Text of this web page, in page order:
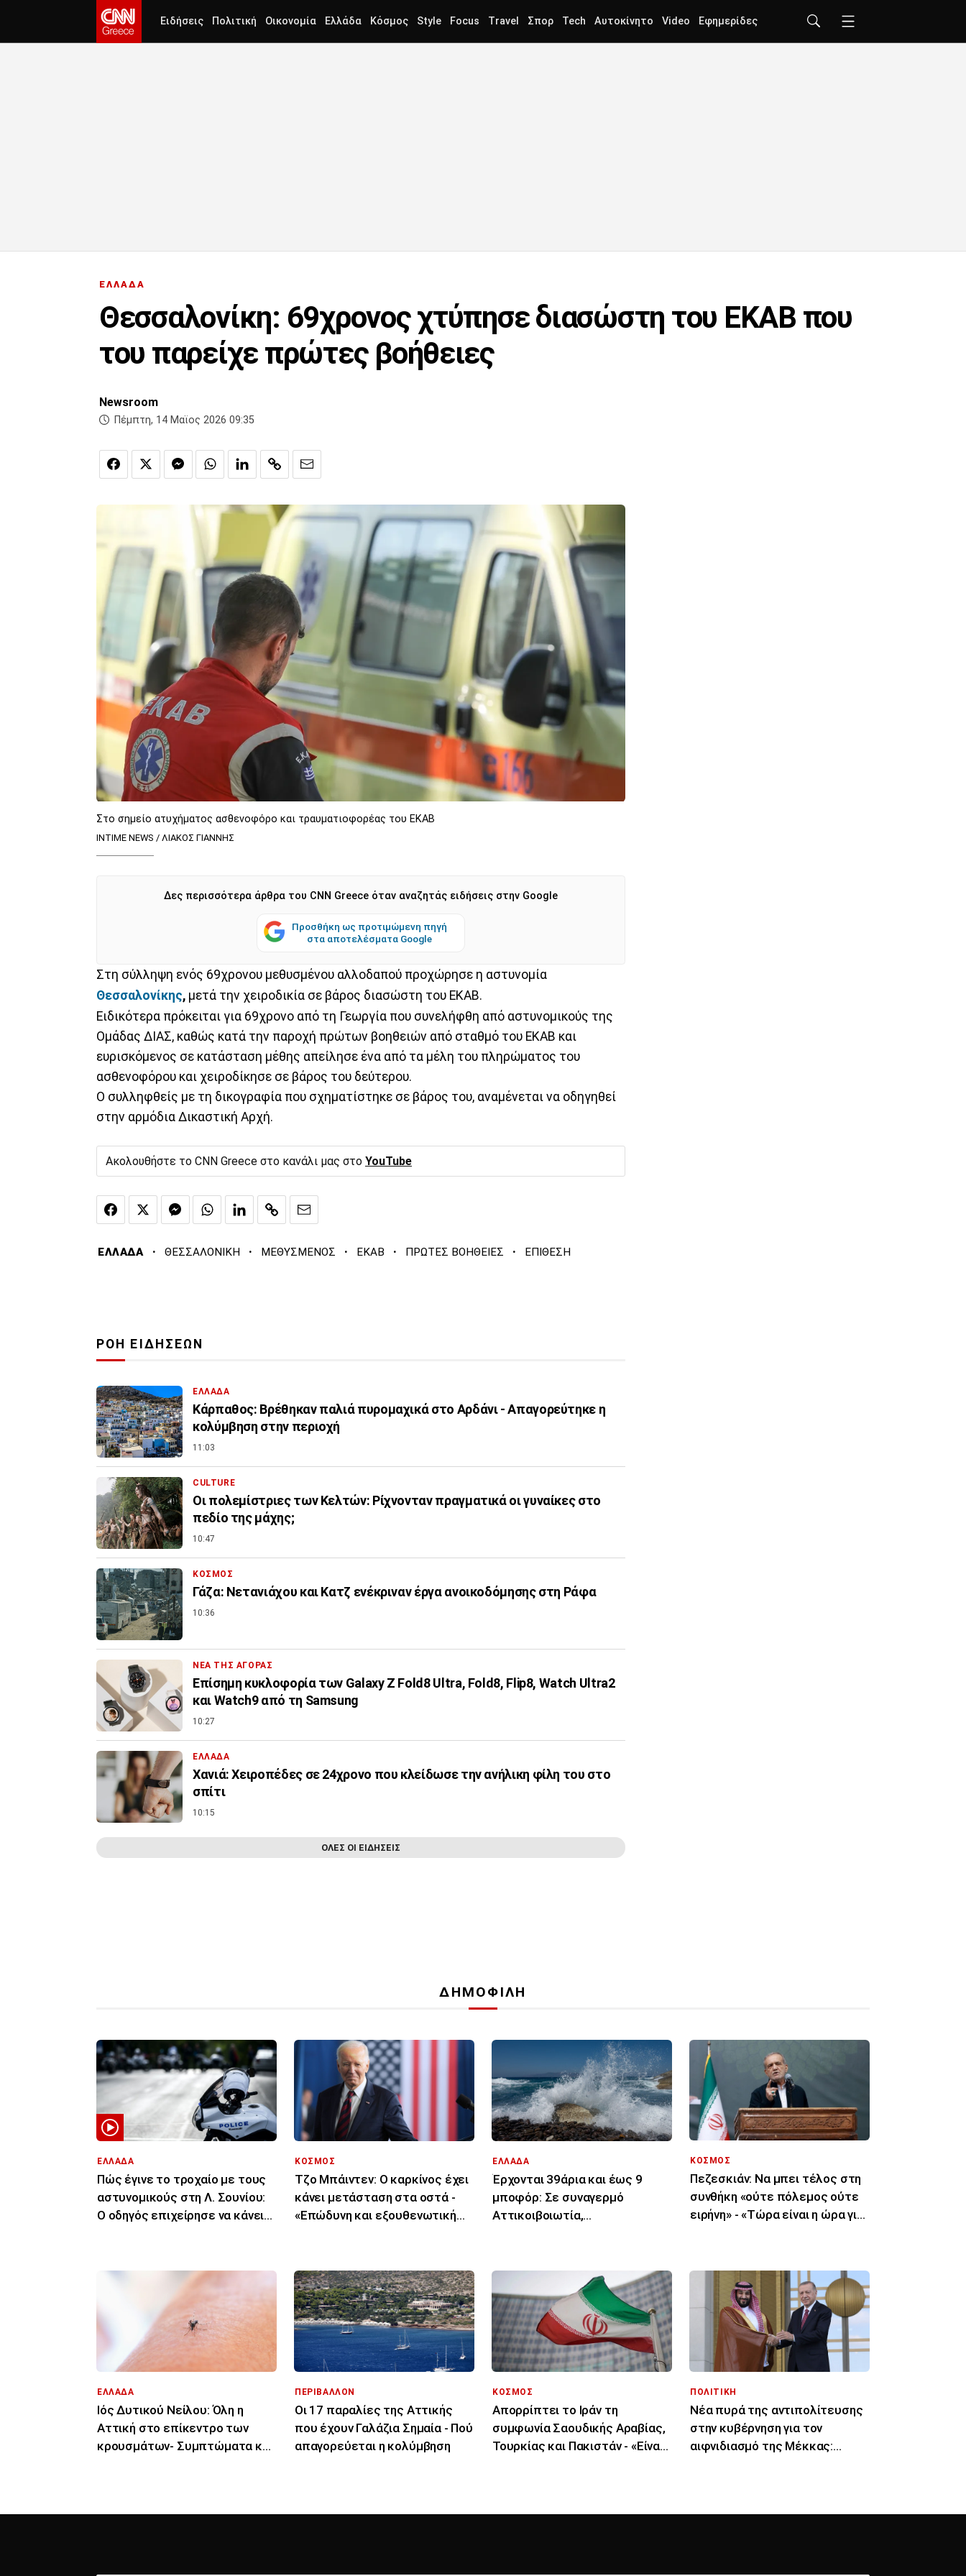
Ειδήσεις Πολιτική Οικονομία Ελλάδα Κόσμος Style Focus Travel Σπορ Tech Αυτοκίνητο Video Εφημερίδες
ΕΛΛΑΔΑ
Θεσσαλονίκη: 69χρονος χτύπησε διασώστη του ΕΚΑΒ που
του παρείχε πρώτες βοήθειες
Newsroom
Πέμπτη, 14 Μαϊος 2026 09:35
Στο σημείο ατυχήματος ασθενοφόρο και τραυματιοφορέας του ΕΚΑΒ
INTIME NEWS / ΛΙΑΚΟΣ ΓΙΑΝΝΗΣ
Δες περισσότερα άρθρα του CNN Greece όταν αναζητάς ειδήσεις στην Google
Προσθήκη ως προτιμώμενη πηγή
στα αποτελέσματα Google
Στη σύλληψη ενός 69χρονου μεθυσμένου αλλοδαπού προχώρησε η αστυνομία
Θεσσαλονίκης, μετά την χειροδικία σε βάρος διασώστη του ΕΚΑΒ.
Ειδικότερα πρόκειται για 69χρονο από τη Γεωργία που συνελήφθη από αστυνομικούς της
Ομάδας ΔΙΑΣ, καθώς κατά την παροχή πρώτων βοηθειών από σταθμό του ΕΚΑΒ και
ευρισκόμενος σε κατάσταση μέθης απείλησε ένα από τα μέλη του πληρώματος του
ασθενοφόρου και χειροδίκησε σε βάρος του δεύτερου.
Ο συλληφθείς με τη δικογραφία που σχηματίστηκε σε βάρος του, αναμένεται να οδηγηθεί
στην αρμόδια Δικαστική Αρχή.
Ακολουθήστε το CNN Greece στο κανάλι μας στο YouTube
ΕΛΛΑΔΑ · ΘΕΣΣΑΛΟΝΙΚΗ · ΜΕΘΥΣΜΕΝΟΣ · ΕΚΑΒ · ΠΡΩΤΕΣ ΒΟΗΘΕΙΕΣ · ΕΠΙΘΕΣΗ
ΡΟΗ ΕΙΔΗΣΕΩΝ
ΕΛΛΑΔΑ
Κάρπαθος: Βρέθηκαν παλιά πυρομαχικά στο Αρδάνι - Απαγορεύτηκε η
κολύμβηση στην περιοχή
11:03
CULTURE
Οι πολεμίστριες των Κελτών: Ρίχνονταν πραγματικά οι γυναίκες στο
πεδίο της μάχης;
10:47
ΚΟΣΜΟΣ
Γάζα: Νετανιάχου και Κατζ ενέκριναν έργα ανοικοδόμησης στη Ράφα
10:36
ΝΕΑ ΤΗΣ ΑΓΟΡΑΣ
Επίσημη κυκλοφορία των Galaxy Z Fold8 Ultra, Fold8, Flip8, Watch Ultra2
και Watch9 από τη Samsung
10:27
ΕΛΛΑΔΑ
Χανιά: Χειροπέδες σε 24χρονο που κλείδωσε την ανήλικη φίλη του στο
σπίτι
10:15
ΟΛΕΣ ΟΙ ΕΙΔΗΣΕΙΣ
ΔΗΜΟΦΙΛΗ
ΕΛΛΑΔΑ
Πώς έγινε το τροχαίο με τους
αστυνομικούς στη Λ. Σουνίου:
Ο οδηγός επιχείρησε να κάνει
ΚΟΣΜΟΣ
Τζο Μπάιντεν: Ο καρκίνος έχει
κάνει μετάσταση στα οστά -
«Επώδυνη και εξουθενωτική
ΕΛΛΑΔΑ
Έρχονται 39άρια και έως 9
μποφόρ: Σε συναγερμό
Αττικοιβοιωτία,
ΚΟΣΜΟΣ
Πεζεσκιάν: Να μπει τέλος στη
συνθήκη «ούτε πόλεμος ούτε
ειρήνη» - «Τώρα είναι η ώρα για
ΕΛΛΑΔΑ
Ιός Δυτικού Νείλου: Όλη η
Αττική στο επίκεντρο των
κρουσμάτων- Συμπτώματα και
ΠΕΡΙΒΑΛΛΟΝ
Οι 17 παραλίες της Αττικής
που έχουν Γαλάζια Σημαία - Πού
απαγορεύεται η κολύμβηση
ΚΟΣΜΟΣ
Απορρίπτει το Ιράν τη
συμφωνία Σαουδικής Αραβίας,
Τουρκίας και Πακιστάν - «Είναι
ΠΟΛΙΤΙΚΗ
Νέα πυρά της αντιπολίτευσης
στην κυβέρνηση για τον
αιφνιδιασμό της Μέκκας: